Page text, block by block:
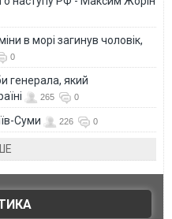
в морі загинув чоловік,
0
генерала, який
265 0
Суми 226 0